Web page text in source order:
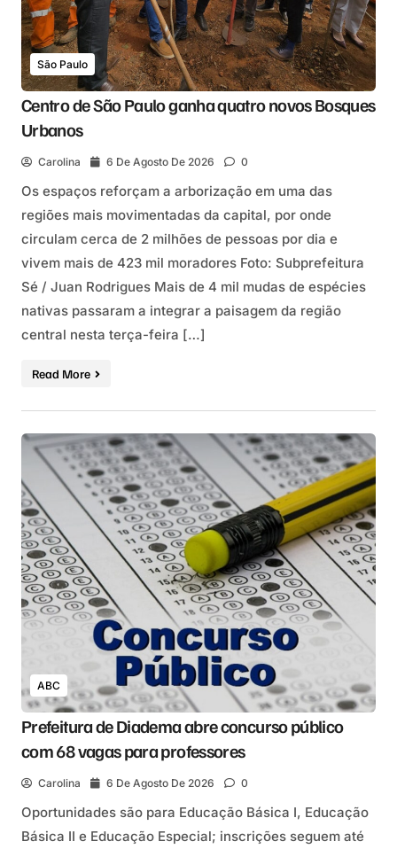
São Paulo
Centro de São Paulo ganha quatro novos Bosques
Urbanos
Carolina 6 De Agosto De 2026 0
Os espaços reforçam a arborização em uma das
regiões mais movimentadas da capital, por onde
circulam cerca de 2 milhões de pessoas por dia e
vivem mais de 423 mil moradores Foto: Subprefeitura
Sé / Juan Rodrigues Mais de 4 mil mudas de espécies
nativas passaram a integrar a paisagem da região
central nesta terça-feira […]
Read More
ABC
Prefeitura de Diadema abre concurso público
com 68 vagas para professores
Carolina 6 De Agosto De 2026 0
Oportunidades são para Educação Básica I, Educação
Básica II e Educação Especial; inscrições seguem até